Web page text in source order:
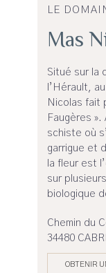
LE
Mas
Situé sur la
l’Hérault,
Nicolas fait
Faugères
schiste où
garrigue et
la fleur est
sur
biologique
Chemin du
34480
OBTENIR